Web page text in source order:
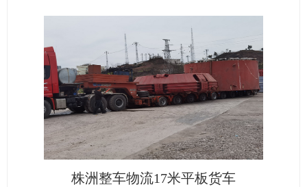
株洲整车物流17米平板货车